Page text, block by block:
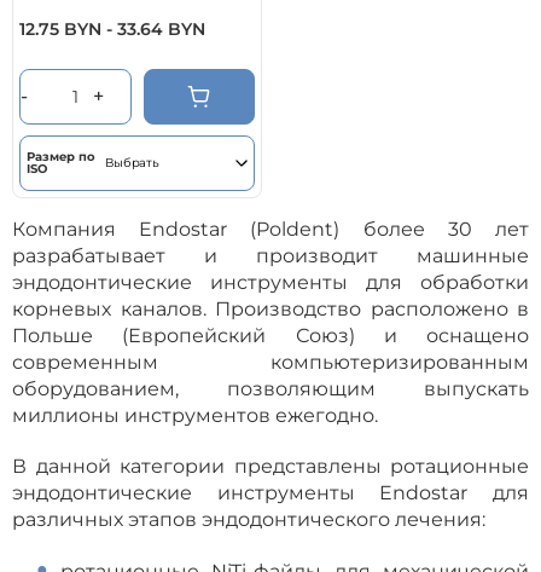
Этот
имеет
несколько
вариаций.
Опции
можно
на
странице
товара.
12.75 BYN - 33.64 BYN
Размер по
ISO
- +
Компания Endostar (Poldent) более 30 лет
разрабатывает и производит машинные
эндодонтические инструменты для обработки
корневых каналов. Производство расположено в
Польше (Европейский Союз) и оснащено
современным компьютеризированным
оборудованием, позволяющим выпускать
миллионы инструментов ежегодно.
В данной категории представлены ротационные
эндодонтические инструменты Endostar для
различных этапов эндодонтического лечения: